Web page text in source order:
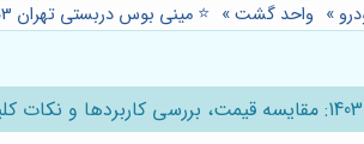
» واحد گشت» ⭐️ مینی بوس دربستی تهران 1403: مقایسه قیمت، بررسی کاربردها و نکات کلیدی 🚌